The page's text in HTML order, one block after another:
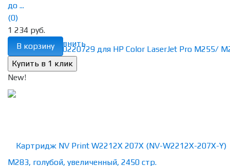
избранное сравнить
до ...
(0)
1 234 руб.
В корзину
New!